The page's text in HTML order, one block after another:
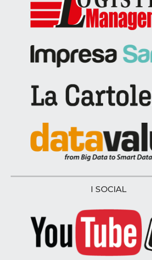
I SOCIAL